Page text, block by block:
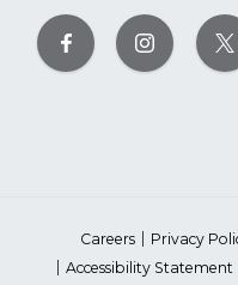
Careers Privacy
Accessibility Statement